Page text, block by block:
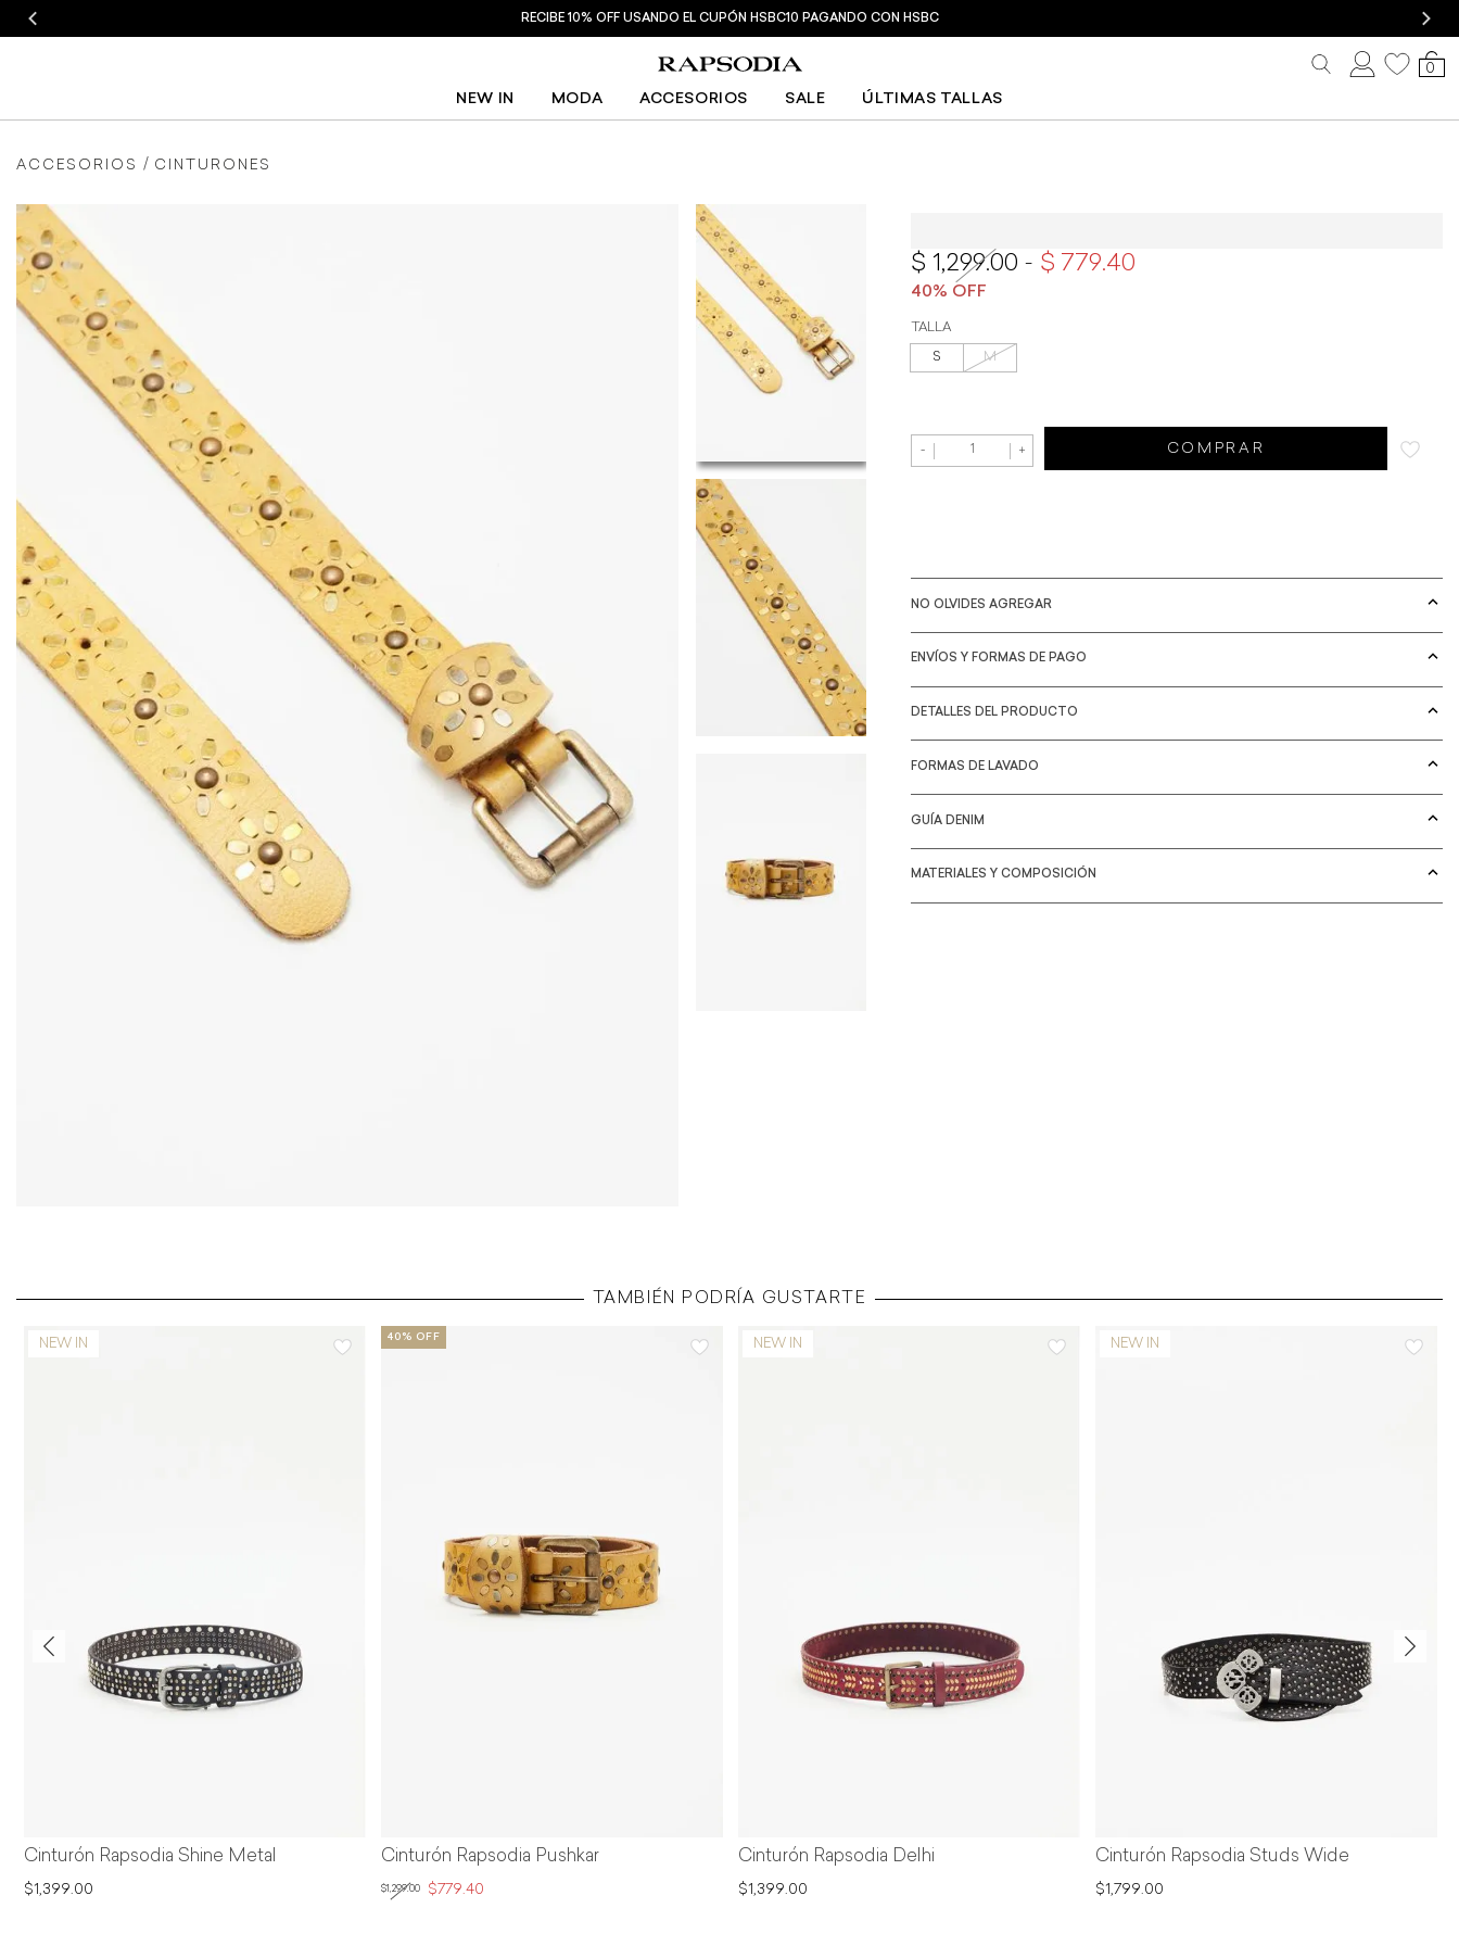
RECIBE 10% OFF USANDO EL CUPÓN HSBC10 PAGANDO CON HSBC
NEW IN MODA ACCESORIOS SALE ÚLTIMAS TALLAS
0
ACCESORIOS CINTURONES
1,299.00 779.40
TALLA
S M
+
- COMPRAR
NO OLVIDES AGREGAR
ENVÍOS Y FORMAS DE PAGO
DETALLES DEL PRODUCTO
FORMAS DE LAVADO
GUÍA DENIM
MATERIALES Y COMPOSICIÓN
TAMBIÉN PODRÍA GUSTARTE
Cinturón Rapsodia Shine Metal
$1,399.00
Cinturón Rapsodia Pushkar
$1,299.00 $779.40
Cinturón Rapsodia Delhi
$1,399.00
Cinturón Rapsodia Studs Wide
$1,799.00